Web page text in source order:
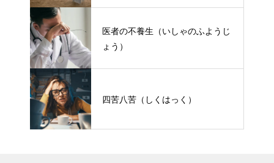
医者の不養生（いしゃのふようじ
ょう）
四苦八苦（しくはっく）